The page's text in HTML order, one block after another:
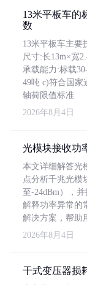
13米平板车的
数
13米平板车主要
尺寸:长13m×宽
承载能力:标载
49吨 c)符合国家
轴荷限值标准
2026年8月4日
光模块接收功
本文详细解答光
点分析千兆光模
至-24dBm），
解释功率异常的
解决方案，帮助
2026年8月4日
干式变压器损